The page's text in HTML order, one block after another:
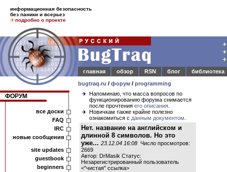
информационная безопасность
без паники и всерьез
подробно о проекте
главная
обзор RSN блог
библиотека
bugtraq.ru / форум / programming
ФОРУМ
все доски
FAQ
IRC
новые сообщения
site updates
guestbook
beginners
Напоминаю, что масса вопросов по
функционированию форума снимается
после прочтения его описания
Новичкам также крайне полезно
ознакомиться с данным документом
Нет. название на английском и
длинной 8 символов. Но это
уже... 23.12.04 16:08 Число просмотров:
2669
Автор: DrMasik Статус:
Незарегистрированный пользователь
<"чистая" ссылка>